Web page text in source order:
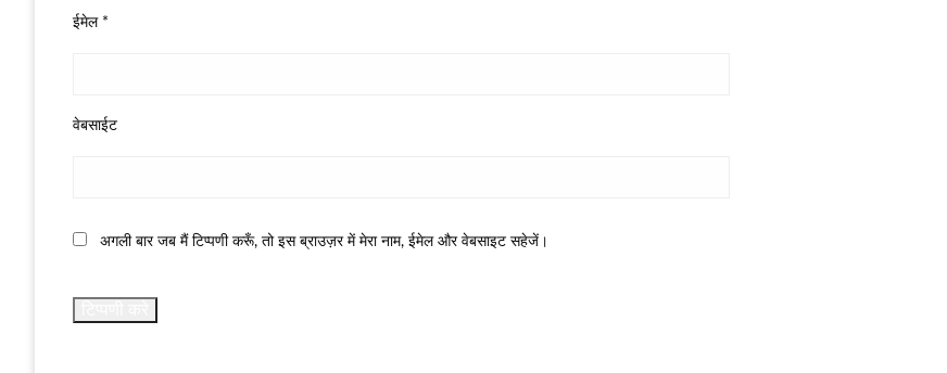
ईमेल *
वेबसाईट
अगली बार जब मैं टिप्पणी करूँ, तो इस ब्राउज़र में मेरा नाम, ईमेल और वेबसाइट सहेजें।